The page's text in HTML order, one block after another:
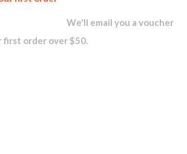
We'll email you a voucher
order over $50.